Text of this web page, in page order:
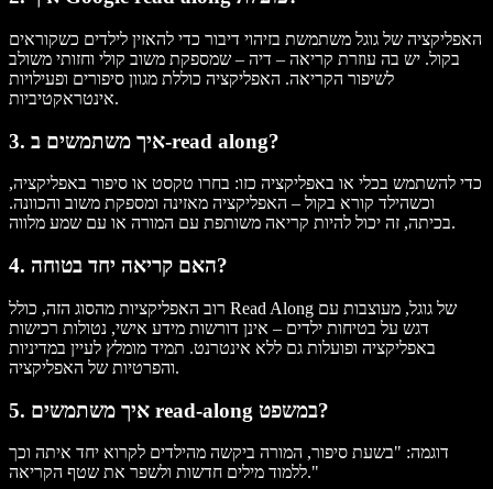
האפליקציה של גוגל משתמשת בזיהוי דיבור כדי להאזין לילדים כשקוראים
בקול. יש בה עוזרת קריאה – דיה – שמספקת משוב קולי וחזותי משולב
לשיפור הקריאה. האפליקציה כוללת מגוון סיפורים ופעילויות
אינטראקטיביות.
3. איך משתמשים ב-read along?
כדי להשתמש בכלי או באפליקציה כזו: בחרו טקסט או סיפור באפליקציה,
וכשהילד קורא בקול – האפליקציה מאזינה ומספקת משוב והכוונה.
בכיתה, זה יכול להיות קריאה משותפת עם המורה או עם שמע מלווה.
4. האם קריאה יחד בטוחה?
רוב האפליקציות מהסוג הזה, כולל Read Along של גוגל, מעוצבות עם
דגש על בטיחות ילדים – אינן דורשות מידע אישי, נטולות רכישות
באפליקציה ופועלות גם ללא אינטרנט. תמיד מומלץ לעיין במדיניות
והפרטיות של האפליקציה.
5. איך משתמשים read-along במשפט?
דוגמה: "בשעת סיפור, המורה ביקשה מהילדים לקרוא יחד איתה וכך
ללמוד מילים חדשות ולשפר את שטף הקריאה."